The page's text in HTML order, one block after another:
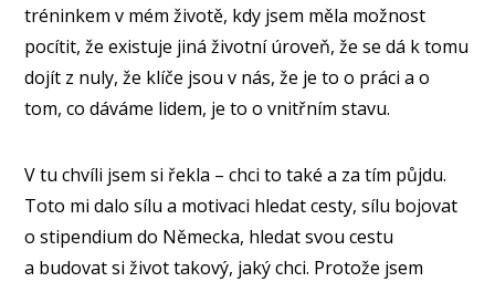
tréninkem v mém životě, kdy jsem měla možnost
pocítit, že existuje jiná životní úroveň, že se dá k tomu
dojít z nuly, že klíče jsou v nás, že je to o práci a o
tom, co dáváme lidem, je to o vnitřním stavu.
V tu chvíli jsem si řekla – chci to také a za tím půjdu.
Toto mi dalo sílu a motivaci hledat cesty, sílu bojovat
o stipendium do Německa, hledat svou cestu
a budovat si život takový, jaký chci. Protože jsem